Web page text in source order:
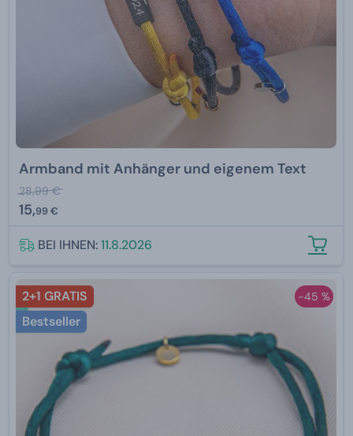
Armband mit Anhänger und eigenem Text
28,99 €
15,99 €
BEI IHNEN:11.8.2026
-45 %
2+1 GRATIS
Bestseller